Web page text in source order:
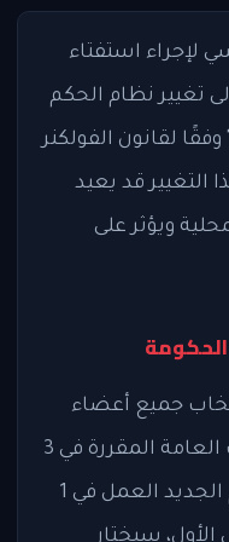
لإجراء استفتاء
2026، يهدف إلى تغيير نظام الحكم
لقانون الفولكنر
التغيير قد يعيد
ويؤثر على
جميع أعضاء
المجلس السبعة في الانتخابات العامة المقررة في 3
نوفمبر 2026، على أن يبدأ النظام الجديد العمل في 1
الأول، سيختار